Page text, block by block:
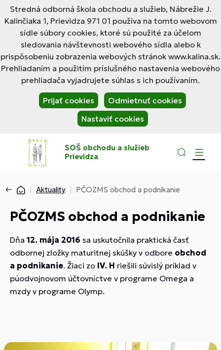
Stredná odborná škola obchodu a služieb, Nábrežie J.
Kalinčiaka 1, Prievidza 971 01 používa na tomto webovom
sídle súbory cookies, ktoré sú použité za účelom
sledovania návštevnosti webového sídla alebo k
prispôsobeniu zobrazenia webových stránok www.kalina.sk.
Prehliadaním a použitím príslušného nastavenia webového
prehliadača vyjadrujete súhlas s ich používaním.
Prijať cookies
Odmietnuť cookies
Nastaviť cookies
SOŠ obchodu a služieb
Prievidza
Aktuality PČOZMS obchod a podnikanie
PČOZMS obchod a podnikanie
Dňa 12. mája 2016 sa uskutočnila praktická časť
odbornej zložky maturitnej skúšky v odbore obchod
a podnikanie. Žiaci zo IV. H riešili súvislý príklad v
púodvojnovom účtovníctve v programe Omega a
mzdy v programe Olymp.